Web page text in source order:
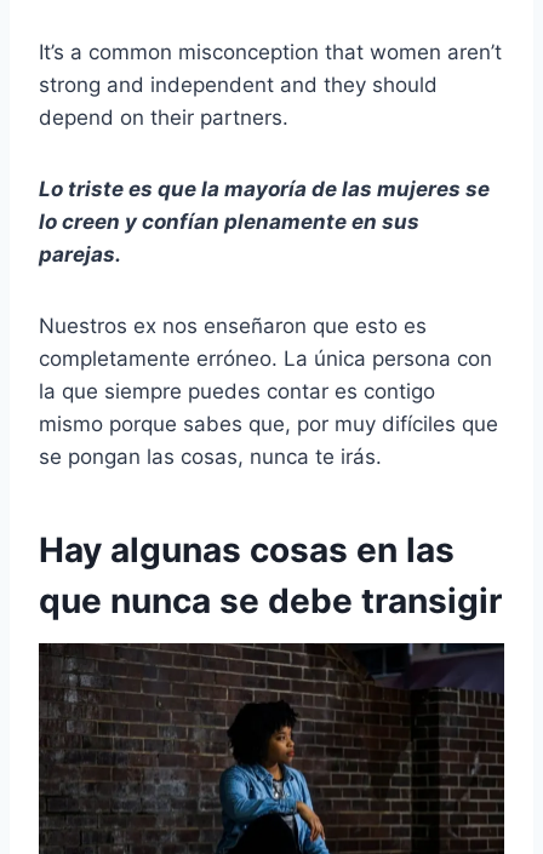
It’s a common misconception that women aren’t
strong and independent and they should
depend on their partners.
Lo triste es que la mayoría de las mujeres se
lo creen y confían plenamente en sus
parejas.
Nuestros ex nos enseñaron que esto es
completamente erróneo. La única persona con
la que siempre puedes contar es contigo
mismo porque sabes que, por muy difíciles que
se pongan las cosas, nunca te irás.
Hay algunas cosas en las
que nunca se debe transigir